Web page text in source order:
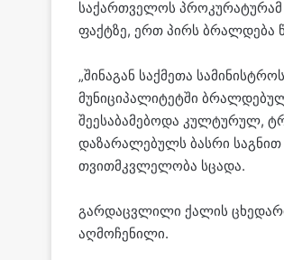
საქართველოს პროკურატურამ
ფაქტზე, ერთ პირს ბრალდება
„შინაგან საქმეთა
მუნიციპალიტეტში
შეესაბამებოდა კულტურულ,
დაზარალებულს ბასრი საგნით
თვითმკვლელობა სცადა.
გარდაცვლილი ქალის ცხედარი
აღმოჩენილი.